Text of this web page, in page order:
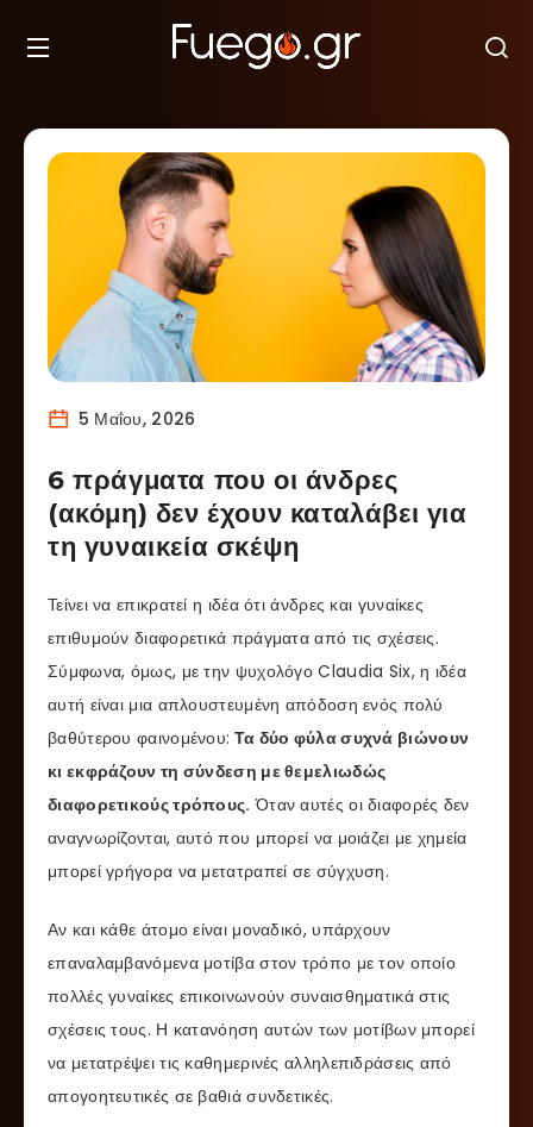
5 Μαΐου, 2026
6 πράγματα που οι άνδρες
(ακόμη) δεν έχουν καταλάβει για
τη γυναικεία σκέψη
Τείνει να επικρατεί η ιδέα ότι άνδρες και γυναίκες
επιθυμούν διαφορετικά πράγματα από τις σχέσεις.
Σύμφωνα, όμως, με την ψυχολόγο Claudia Six, η ιδέα
αυτή είναι μια απλουστευμένη απόδοση ενός πολύ
βαθύτερου φαινομένου: Τα δύο φύλα συχνά βιώνουν
κι εκφράζουν τη σύνδεση με θεμελιωδώς
διαφορετικούς τρόπους. Όταν αυτές οι διαφορές δεν
αναγνωρίζονται, αυτό που μπορεί να μοιάζει με χημεία
μπορεί γρήγορα να μετατραπεί σε σύγχυση.
Αν και κάθε άτομο είναι μοναδικό, υπάρχουν
επαναλαμβανόμενα μοτίβα στον τρόπο με τον οποίο
πολλές γυναίκες επικοινωνούν συναισθηματικά στις
σχέσεις τους. Η κατανόηση αυτών των μοτίβων μπορεί
να μετατρέψει τις καθημερινές αλληλεπιδράσεις από
απογοητευτικές σε βαθιά συνδετικές.